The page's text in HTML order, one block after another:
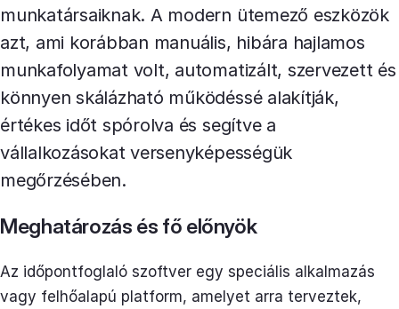
munkatársaiknak. A modern ütemező eszközök
azt, ami korábban manuális, hibára hajlamos
munkafolyamat volt, automatizált, szervezett és
könnyen skálázható működéssé alakítják,
értékes időt spórolva és segítve a
vállalkozásokat versenyképességük
megőrzésében.
Meghatározás és fő előnyök
Az időpontfoglaló szoftver egy speciális alkalmazás
vagy felhőalapú platform, amelyet arra terveztek,